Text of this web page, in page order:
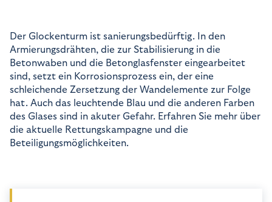
Der Glockenturm ist sanierungsbedürftig. In den
Armierungsdrähten, die zur Stabilisierung in die
Betonwaben und die Betonglasfenster eingearbeitet
sind, setzt ein Korrosionsprozess ein, der eine
schleichende Zersetzung der Wandelemente zur Folge
hat. Auch das leuchtende Blau und die anderen Farben
des Glases sind in akuter Gefahr. Erfahren Sie mehr über
die aktuelle Rettungskampagne und die
Beteiligungsmöglichkeiten.